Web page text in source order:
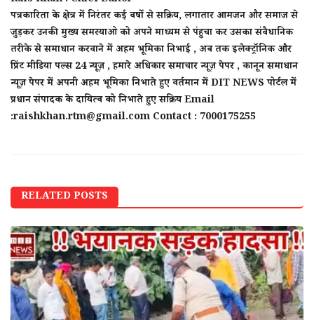
पत्रकारिता के क्षेत्र में निरंतर कई वर्षो से सक्रिय, लगातार आमजन और समाज से
जुड़कर उनकी मुख्य समस्याओ को अपने माध्यम से पंहुचा कर उसका संवैधानिक
तरीके से समाधान करवाने में अहम भूमिका निभाई , अब तक इलेक्ट्रॉनिक और
प्रिंट मीडिया पल्स 24 न्यूज़ , हमारे अधिकार समाचार न्यूज़ पेपर , कानून समाधान
न्यूज़ पेपर में अपनी अहम भूमिका निभाते हुए वर्तमान में DIT NEWS पोर्टल में
प्रधान संपादक के दायित्व को निभाते हुए सक्रिय Email
:raishkhan.rtm@gmail.com Contact : 7000175255
RELATED POSTS